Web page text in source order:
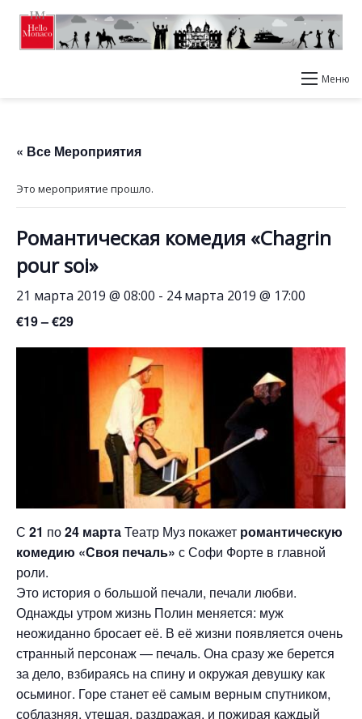
Меню
« Все Мероприятия
Это мероприятие прошло.
Романтическая комедия «Chagrin
pour soi»
21 марта 2019 @ 08:00 - 24 марта 2019 @ 17:00
€19 – €29
С 21 по24 мартаТеатр Муз покажет романтическую
комедию «Своя печаль» с Софи Форте в главной
роли.
Это история о большой печали, печали любви.
Однажды утром жизнь Полин меняется: муж
неожиданно бросает её. В её жизни появляется очень
странный персонаж — печаль. Она сразу же берется
за дело, взбираясь на спину и окружая девушку как
осьминог. Горе станет её самым верным спутником,
соблазняя, утешая, раздражая, и пожирая каждый